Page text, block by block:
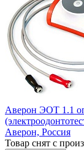
Аверон ЭОТ 1.1
Аверон, Россия
Товар снят с